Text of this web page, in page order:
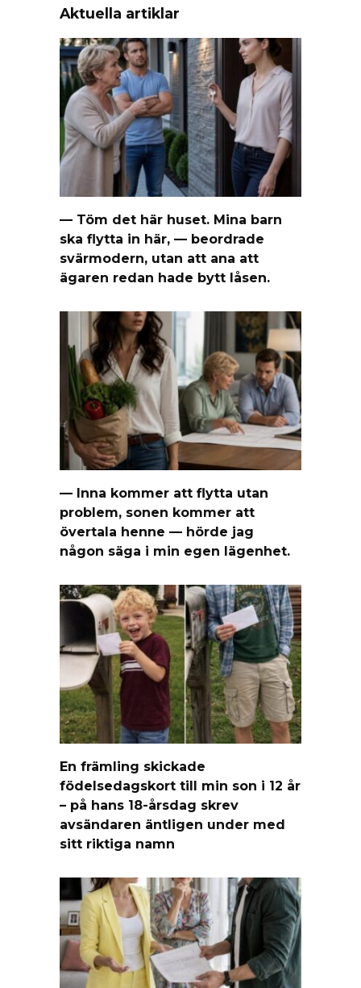
Aktuella artiklar
— Töm det här huset. Mina barn
ska flytta in här, — beordrade
svärmodern, utan att ana att
ägaren redan hade bytt låsen.
— Inna kommer att flytta utan
problem, sonen kommer att
övertala henne — hörde jag
någon säga i min egen lägenhet.
En främling skickade
födelsedagskort till min son i 12 år
– på hans 18-årsdag skrev
avsändaren äntligen under med
sitt riktiga namn